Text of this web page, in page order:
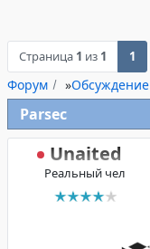
Страница 1 из 1 1
Форум »Обсуждение
Parsec
Unaited
Реальный чел